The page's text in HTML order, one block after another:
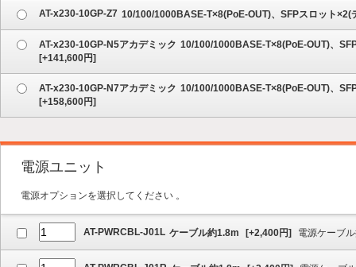
AT-x230-10GP-Z7 10/100/1000BASE-T×8(PoE-OUT)、SFPスロット×2(
AT-x230-10GP-N5アカデミック 10/100/1000BASE-T×8(PoE-OUT)、
[+141,600円]
AT-x230-10GP-N7アカデミック 10/100/1000BASE-T×8(PoE-OUT)、
[+158,600円]
電源ユニット
電源オプションを選択してください 。
AT-PWRCBL-J01L ケーブル約1.8m [+2,400円] 電源ケーブ